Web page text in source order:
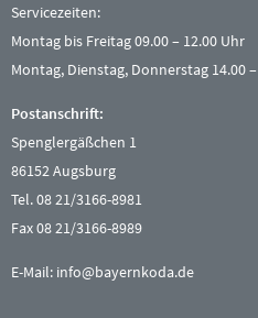
Servicezeiten:
Montag bis Freitag 09.00 – 12.00 Uhr
Montag, Dienstag, Donnerstag 14.00
Postanschrift:
Spenglergäßchen 1
86152 Augsburg
Tel. 08 21/3166-8981
Fax 08 21/3166-8989
E-Mail: info@bayernkoda.de